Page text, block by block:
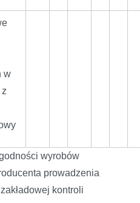
w
z
wyrobów
prowadzenia
kontroli